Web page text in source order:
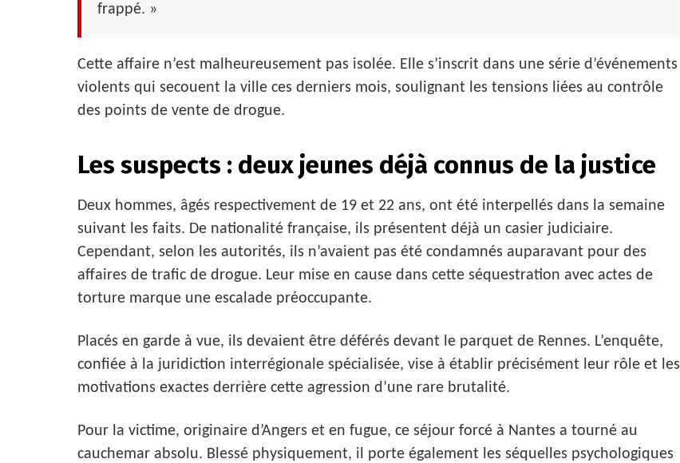
frappé. »
Cette affaire n’est malheureusement pas isolée. Elle s’inscrit dans une série d’événements
violents qui secouent la ville ces derniers mois, soulignant les tensions liées au contrôle
des points de vente de drogue.
Les suspects : deux jeunes déjà connus de la justice
Deux hommes, âgés respectivement de 19 et 22 ans, ont été interpellés dans la semaine
suivant les faits. De nationalité française, ils présentent déjà un casier judiciaire.
Cependant, selon les autorités, ils n’avaient pas été condamnés auparavant pour des
affaires de trafic de drogue. Leur mise en cause dans cette séquestration avec actes de
torture marque une escalade préoccupante.
Placés en garde à vue, ils devaient être déférés devant le parquet de Rennes. L’enquête,
confiée à la juridiction interrégionale spécialisée, vise à établir précisément leur rôle et les
motivations exactes derrière cette agression d’une rare brutalité.
Pour la victime, originaire d’Angers et en fugue, ce séjour forcé à Nantes a tourné au
cauchemar absolu. Blessé physiquement, il porte également les séquelles psychologiques